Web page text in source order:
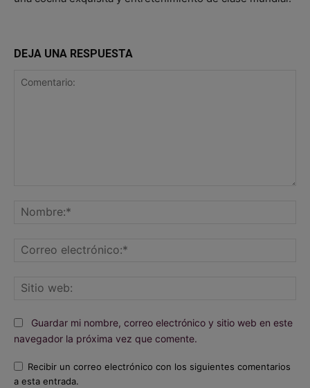
DEJA UNA RESPUESTA
Guardar mi nombre, correo electrónico y sitio web en este
navegador la próxima vez que comente.
Recibir un correo electrónico con los siguientes comentarios
a esta entrada.